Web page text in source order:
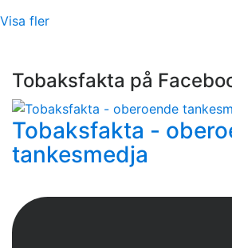
Visa fler
Tobaksfakta på
Tobaksfakta -
tankesmedja